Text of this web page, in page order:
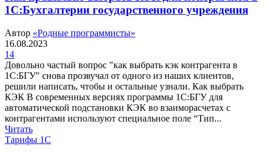
1С:Бухгалтерии государственного учреждения
Автор «Родные программисты»
16.08.2023
14
Довольно частый вопрос "как выбрать кэк контрагента в
1С:БГУ" снова прозвучал от одного из наших клиентов,
решили написать, чтобы и остальные узнали. Как выбрать
КЭК В современных версиях программы 1С:БГУ для
автоматической подстановки КЭК во взаиморасчетах с
контрагентами используют специальное поле “Тип...
Читать
Тарифы 1С